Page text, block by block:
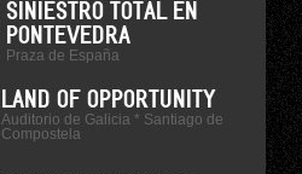
SINIESTRO TOTAL EN
PONTEVEDRA
Praza de España
LAND OF OPPORTUNITY
Auditorio de Galicia * Santiago de
Compostela